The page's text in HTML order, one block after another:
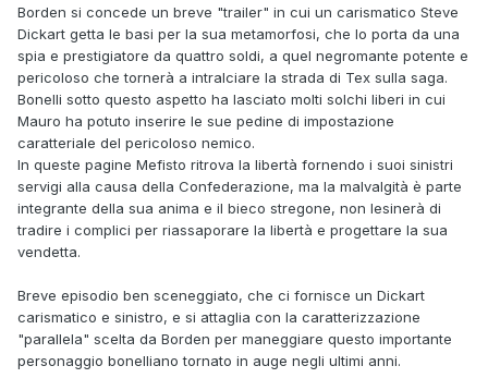
Borden si concede un breve "trailer" in cui un carismatico Steve
Dickart getta le basi per la sua metamorfosi, che lo porta da una
spia e prestigiatore da quattro soldi, a quel negromante potente e
pericoloso che tornerà a intralciare la strada di Tex sulla saga.
Bonelli sotto questo aspetto ha lasciato molti solchi liberi in cui
Mauro ha potuto inserire le sue pedine di impostazione
caratteriale del pericoloso nemico.
In queste pagine Mefisto ritrova la libertà fornendo i suoi sinistri
servigi alla causa della Confederazione, ma la malvalgità è parte
integrante della sua anima e il bieco stregone, non lesinerà di
tradire i complici per riassaporare la libertà e progettare la sua
vendetta.
Breve episodio ben sceneggiato, che ci fornisce un Dickart
carismatico e sinistro, e si attaglia con la caratterizzazione
"parallela" scelta da Borden per maneggiare questo importante
personaggio bonelliano tornato in auge negli ultimi anni.